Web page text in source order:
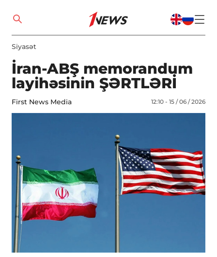
Siyasət
İran-ABŞ memorandum
layihəsinin ŞƏRTLƏRİ
First News Media 12:10 - 15 / 06 / 2026